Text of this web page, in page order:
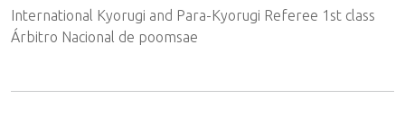
International Kyorugi and Para-Kyorugi Referee 1st class
Árbitro Nacional de poomsae